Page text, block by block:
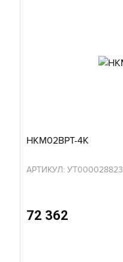
HKM02BPT-4K
АРТИКУЛ: УТ000028823
72 362